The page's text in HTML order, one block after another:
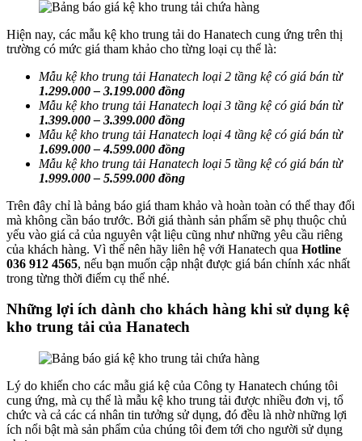
Hiện nay, các mẫu kệ kho trung tải do Hanatech cung ứng trên thị
trường có mức giá tham khảo cho từng loại cụ thể là:
Mẫu kệ kho trung tải Hanatech loại 2 tầng kệ có giá bán từ
1.299.000 – 3.199.000 đồng
Mẫu kệ kho trung tải Hanatech loại 3 tầng kệ có giá bán từ
1.399.000 – 3.399.000 đồng
Mẫu kệ kho trung tải Hanatech loại 4 tầng kệ có giá bán từ
1.699.000 – 4.599.000 đồng
Mẫu kệ kho trung tải Hanatech loại 5 tầng kệ có giá bán từ
1.999.000 – 5.599.000 đồng
Trên đây chỉ là bảng báo giá tham khảo và hoàn toàn có thể thay đổi
mà không cần báo trước. Bởi giá thành sản phẩm sẽ phụ thuộc chủ
yếu vào giá cả của nguyên vật liệu cũng như những yêu cầu riêng
của khách hàng. Vì thế nên hãy liên hệ với Hanatech qua Hotline
036 912 4565, nếu bạn muốn cập nhật được giá bán chính xác nhất
trong từng thời điểm cụ thể nhé.
Những lợi ích dành cho khách hàng khi sử dụng kệ
kho trung tải của Hanatech
Lý do khiến cho các mẫu giá kệ của Công ty Hanatech chúng tôi
cung ứng, mà cụ thể là mẫu kệ kho trung tải được nhiều đơn vị, tổ
chức và cả các cá nhân tin tưởng sử dụng, đó đều là nhờ những lợi
ích nổi bật mà sản phẩm của chúng tôi đem tới cho người sử dụng